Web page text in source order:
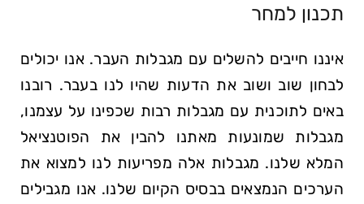
תכנון למחר
איננו חייבים להשלים עם מגבלות העבר. אנו יכולים
לבחון שוב ושוב את הדעות שהיו לנו בעבר. רובנו
באים לתוכנית עם מגבלות רבות שכפינו על עצמנו,
מגבלות שמונעות מאתנו להבין את הפוטנציאל
המלא שלנו. מגבלות אלה מפריעות לנו למצוא את
הערכים הנמצאים בבסיס הקיום שלנו. אנו מגבילים